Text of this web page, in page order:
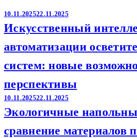
10.11.202522.11.2025
Искусственный
автоматизации
систем: новые
перспективы
10.11.202522.11.2025
Экологичные
сравнение материалов